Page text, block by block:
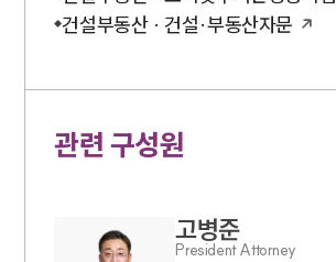
건설부동산 · 건설·부동산자문
관련 구성원
고병준
President Attorney